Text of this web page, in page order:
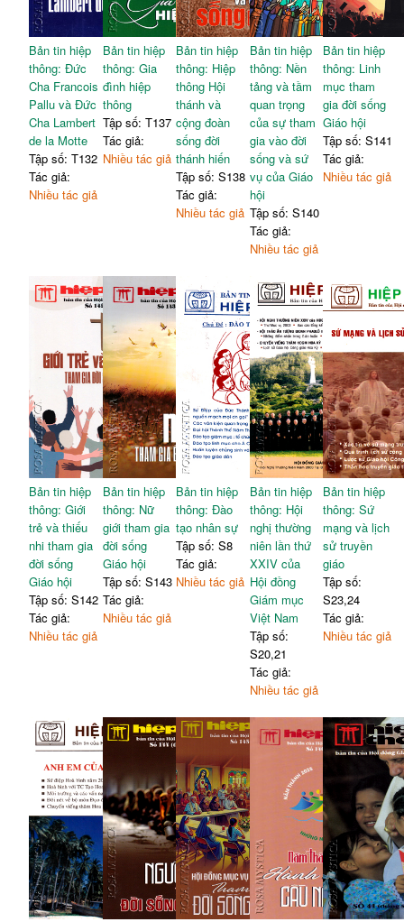
Bản tin hiệp
thông: Đức
Cha Francois
Pallu và Đức
Cha Lambert
de la Motte
Tập số: T132
Tác giả:
Nhiều tác giả
Bản tin hiệp
thông: Gia
đình hiệp
thông
Tập số: T137
Tác giả:
Nhiều tác giả
Bản tin hiệp
thông: Hiệp
thông Hội
thánh và
cộng đoàn
sống đời
thánh hiến
Tập số: S138
Tác giả:
Nhiều tác giả
Bản tin hiệp
thông: Nền
tảng và tầm
quan trọng
của sự tham
gia vào đời
sống và sứ
vụ của Giáo
hội
Tập số: S140
Tác giả:
Nhiều tác giả
Bản tin hiệp
thông: Linh
mục tham
gia đời sống
Giáo hội
Tập số: S141
Tác giả:
Nhiều tác giả
Bản tin hiệp
thông: Giới
trẻ và thiếu
nhi tham gia
đời sống
Giáo hội
Tập số: S142
Tác giả:
Nhiều tác giả
Bản tin hiệp
thông: Nữ
giới tham gia
đời sống
Giáo hội
Tập số: S143
Tác giả:
Nhiều tác giả
Bản tin hiệp
thông: Đào
tạo nhân sự
Tập số: S8
Tác giả:
Nhiều tác giả
Bản tin hiệp
thông: Hội
nghị thường
niên lần thứ
XXIV của
Hội đồng
Giám mục
Việt Nam
Tập số:
S20,21
Tác giả:
Nhiều tác giả
Bản tin hiệp
thông: Sứ
mạng và lịch
sử truyền
giáo
Tập số:
S23,24
Tác giả:
Nhiều tác giả